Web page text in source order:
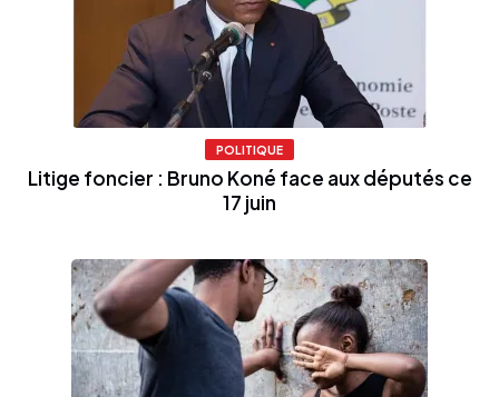
POLITIQUE
Litige foncier : Bruno Koné face aux députés ce
17 juin